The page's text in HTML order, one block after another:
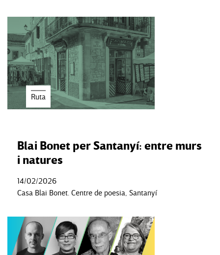
Ruta
Blai Bonet per Santanyí: entre murs
i natures
14/02/2026
Casa Blai Bonet. Centre de poesia, Santanyí